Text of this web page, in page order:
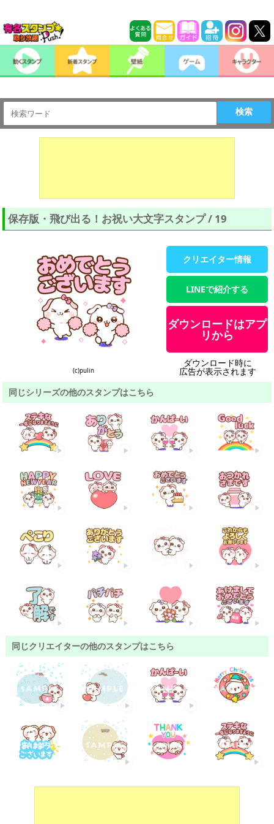
検索
保存版・飛び出る！お祝い大文字スタンプ / 19
(c)pulin
クリエイター情報
LINEで紹介する
ダウンロードはアプ
リから
ダウンロード時に
広告が表示されます
同じシリーズの他のスタンプはこちら
同じクリエイターの他のスタンプはこちら